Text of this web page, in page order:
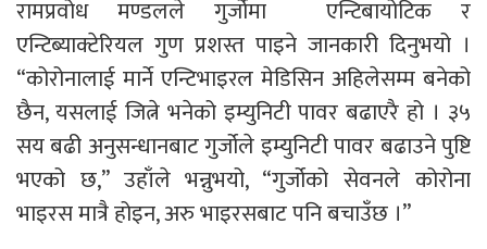
रामप्रवोध मण्डलले गुर्जोमा एन्टिबायोटिक र
एन्टिब्याक्टेरियल गुण प्रशस्त पाइने जानकारी दिनुभयो ।
“कोरोनालाई मार्ने एन्टिभाइरल मेडिसिन अहिलेसम्म बनेको
छैन, यसलाई जित्ने भनेको इम्युनिटी पावर बढाएरै हो । ३५
सय बढी अनुसन्धानबाट गुर्जोले इम्युनिटी पावर बढाउने पुष्टि
भएको छ,” उहाँले भन्नुभयो, “गुर्जोको सेवनले कोरोना
भाइरस मात्रै होइन, अरु भाइरसबाट पनि बचाउँछ ।”